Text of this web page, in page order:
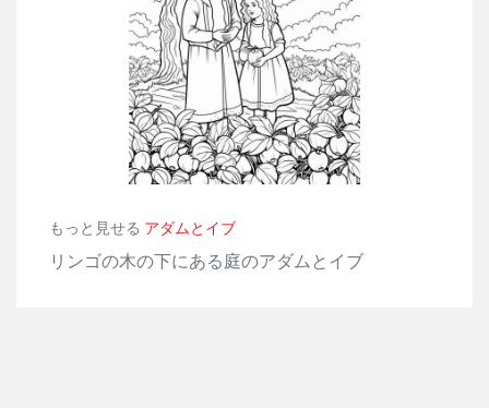
もっと見せる アダムとイブ
リンゴの木の下にある庭のアダムとイブ